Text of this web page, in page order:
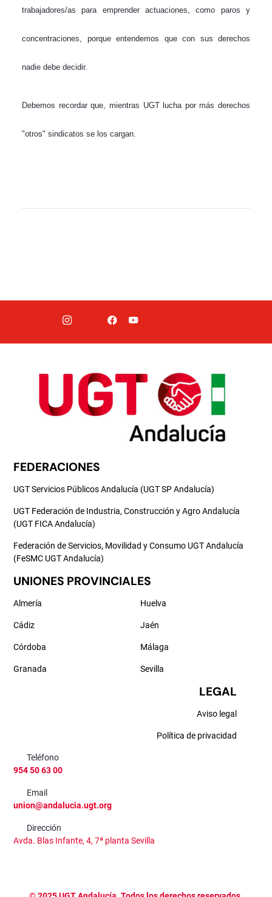
trabajadores/as para emprender actuaciones, como paros y
concentraciones, porque entendemos que con sus derechos
nadie debe decidir.
Debemos recordar que, mientras UGT lucha por más derechos
"otros" sindicatos se los cargan.
FEDERACIONES
UGT Servicios Públicos Andalucía (UGT SP Andalucía)
UGT Federación de Industria, Construcción y Agro Andalucía
(UGT FICA Andalucía)
Federación de Servicios, Movilidad y Consumo UGT Andalucía
(FeSMC UGT Andalucía)
UNIONES PROVINCIALES
Almería
Cádiz
Córdoba
Granada
Huelva
Jaén
Málaga
Sevilla
LEGAL
Aviso legal
Política de privacidad
Teléfono
954 50 63 00
Email
union@andalucia.ugt.org
Dirección
Avda. Blas Infante, 4, 7ª planta Sevilla